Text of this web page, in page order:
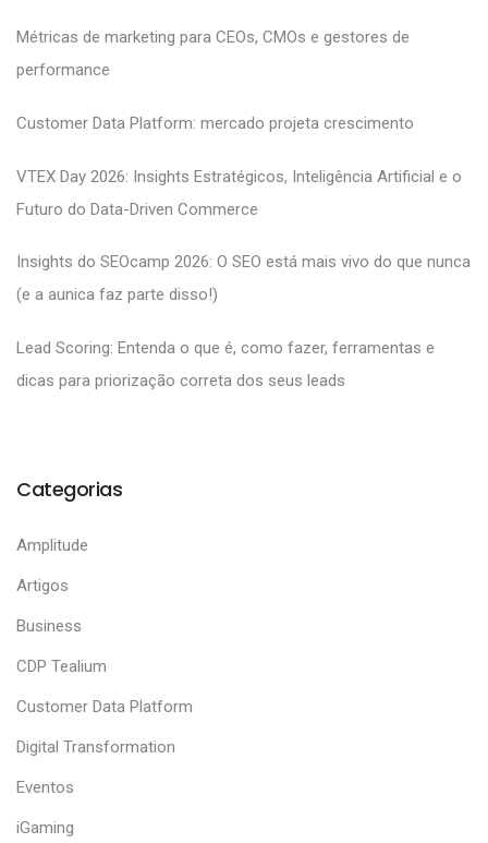
Métricas de marketing para CEOs, CMOs e gestores de
performance
Customer Data Platform: mercado projeta crescimento
VTEX Day 2026: Insights Estratégicos, Inteligência Artificial e o
Futuro do Data-Driven Commerce
Insights do SEOcamp 2026: O SEO está mais vivo do que nunca
(e a aunica faz parte disso!)
Lead Scoring: Entenda o que é, como fazer, ferramentas e
dicas para priorização correta dos seus leads
Categorias
Amplitude
Artigos
Business
CDP Tealium
Customer Data Platform
Digital Transformation
Eventos
iGaming